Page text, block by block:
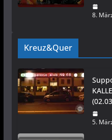
8.
Kreuz&Quer
5.